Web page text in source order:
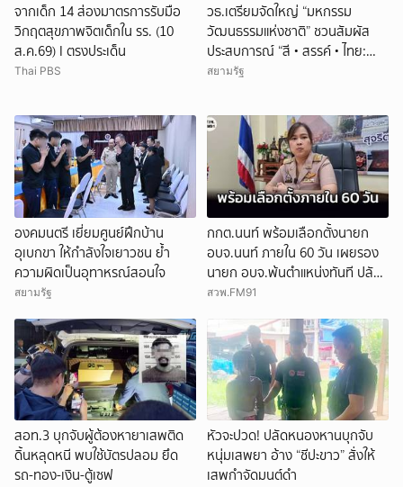
จากเด็ก 14 ส่องมาตรการรับมือ
วิกฤตสุขภาพจิตเด็กใน รร. (10
ส.ค.69) I ตรงประเด็น
Thai PBS
วธ.เตรียมจัดใหญ่ “มหกรรม
วัฒนธรรมแห่งชาติ” ชวนสัมผัส
ประสบการณ์ “สี • สรรค์ • ไทย:
COLORS OF THAI THAI”
สยามรัฐ
องคมนตรี เยี่ยมศูนย์ฝึกบ้าน
อุเบกขา ให้กำลังใจเยาวชน ย้ำ
ความผิดเป็นอุทาหรณ์สอนใจ
สยามรัฐ
กกต.นนท์ พร้อมเลือกตั้งนายก
อบจ.นนท์ ภายใน 60 วัน เผยรอง
นายก อบจ.พ้นตำแหน่งทันที ปลัด
อบจ.นนท์รักษาราชการแทน
สวพ.FM91
สอท.3 บุกจับผู้ต้องหายาเสพติด
ดิ้นหลุดหนี พบใช้บัตรปลอม ยึด
รถ-ทอง-เงิน-ตู้เซฟ
หัวจะปวด! ปลัดหนองหานบุกจับ
หนุ่มเสพยา อ้าง “ชีปะขาว” สั่งให้
เสพกำจัดมนต์ดำ